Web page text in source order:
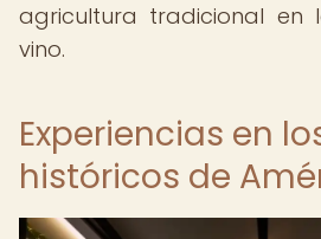
agricultura tradicional en
vino.
Experiencias en
históricos de